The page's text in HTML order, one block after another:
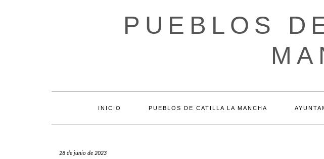
PUEBLOS
INICIO PUEBLOS DE CATILLA LA MANCHA
28 de junio de 2023